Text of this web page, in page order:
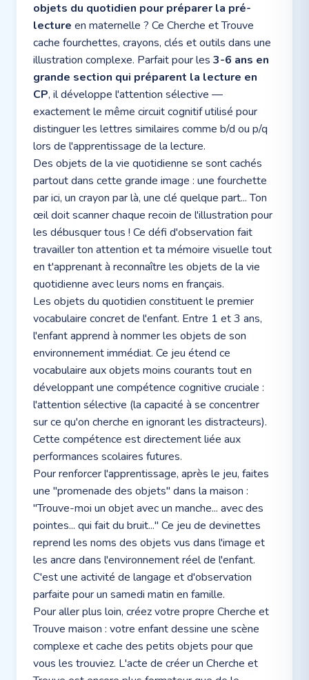
objets du quotidien pour préparer la pré-
lecture en maternelle ? Ce Cherche et Trouve
cache fourchettes, crayons, clés et outils dans une
illustration complexe. Parfait pour les 3-6 ans en
grande section qui préparent la lecture en
CP, il développe l'attention sélective —
exactement le même circuit cognitif utilisé pour
distinguer les lettres similaires comme b/d ou p/q
lors de l'apprentissage de la lecture.
Des objets de la vie quotidienne se sont cachés
partout dans cette grande image : une fourchette
par ici, un crayon par là, une clé quelque part... Ton
œil doit scanner chaque recoin de l'illustration pour
les débusquer tous ! Ce défi d'observation fait
travailler ton attention et ta mémoire visuelle tout
en t'apprenant à reconnaître les objets de la vie
quotidienne avec leurs noms en français.
Les objets du quotidien constituent le premier
vocabulaire concret de l'enfant. Entre 1 et 3 ans,
l'enfant apprend à nommer les objets de son
environnement immédiat. Ce jeu étend ce
vocabulaire aux objets moins courants tout en
développant une compétence cognitive cruciale :
l'attention sélective (la capacité à se concentrer
sur ce qu'on cherche en ignorant les distracteurs).
Cette compétence est directement liée aux
performances scolaires futures.
Pour renforcer l'apprentissage, après le jeu, faites
une "promenade des objets" dans la maison :
"Trouve-moi un objet avec un manche... avec des
pointes... qui fait du bruit..." Ce jeu de devinettes
reprend les noms des objets vus dans l'image et
les ancre dans l'environnement réel de l'enfant.
C'est une activité de langage et d'observation
parfaite pour un samedi matin en famille.
Pour aller plus loin, créez votre propre Cherche et
Trouve maison : votre enfant dessine une scène
complexe et cache des petits objets pour que
vous les trouviez. L'acte de créer un Cherche et